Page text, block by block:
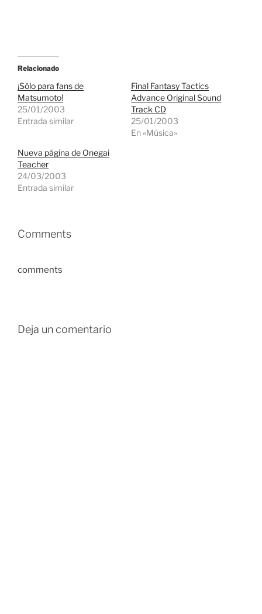
Relacionado
¡Sólo para fans de
Matsumoto!
25/01/2003
Entrada similar
Final Fantasy Tactics
Advance Original Sound
Track CD
25/01/2003
En «Música»
Nueva página de Onegai
Teacher
24/03/2003
Entrada similar
Comments
comments
Deja un comentario